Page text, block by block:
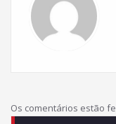
Os comentários estão